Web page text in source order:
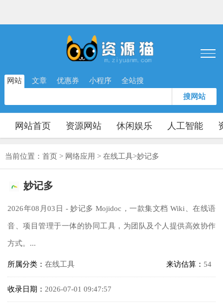
网站 文章 优惠券 小程序 全站搜
搜网站
网站首页 资源网站 休闲娱乐 人工智能
当前位置： 首页 > 网络应用 > 在线工具>妙记多
妙记多
2026年08月03日 - 妙记多 Mojidoc，一款集文档 Wiki、在线语
音、项目管理于一体的协同工具，为团队及个人提供高效协作
方式。...
所属分类： 在线工具 来访估算： 54
收录日期： 2026-07-01 09:47:57